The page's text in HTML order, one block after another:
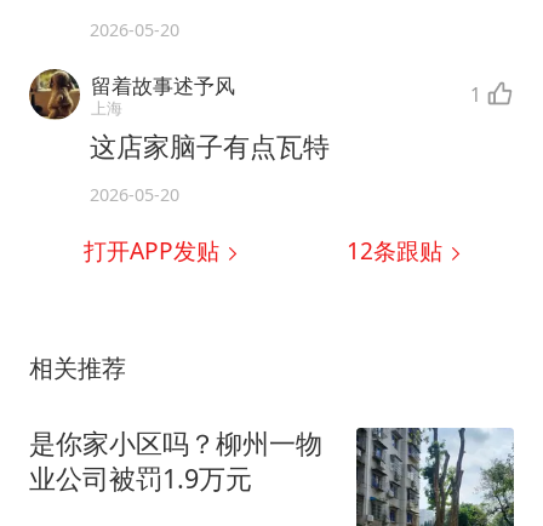
2026-05-20
留着故事述予风
上海 1
这店家脑子有点瓦特
2026-05-20
打开APP发贴 12条跟贴
相关推荐
是你家小区吗？柳州一物
业公司被罚1.9万元